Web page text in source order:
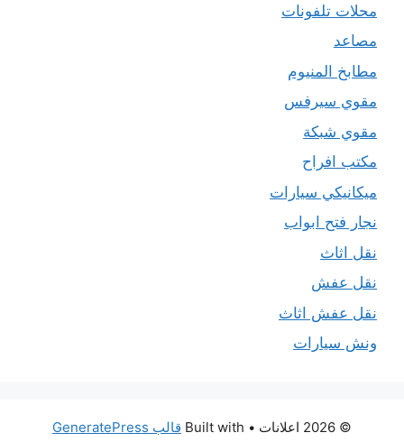
محلات تلفونات
مصاعد
مطابخ المنيوم
مقوي سيرفس
مقوي شبكة
مكتب افراح
ميكانيكي سيارات
نجار فتح ابواب
نقل اثاث
نقل عفش
نقل عفش اثاث
ونش سيارات
© 2026 اعلانات • Built with قالب GeneratePress